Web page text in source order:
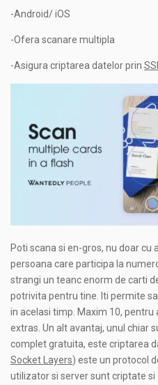
-Android/ iOS
-Ofera scanare multipla
-Asigura criptarea datelor prin SSL
Poti scana si en-gros, nu doar cu
persoana care participa la
strangi un teanc enorm de carti
potrivita pentru tine. Iti permite
in acelasi timp. Maxim 10,
extras. Un alt avantaj, unul chiar
complet gratuita, este criptarea
Socket Layers) este un protocol
utilizator si server sunt criptate